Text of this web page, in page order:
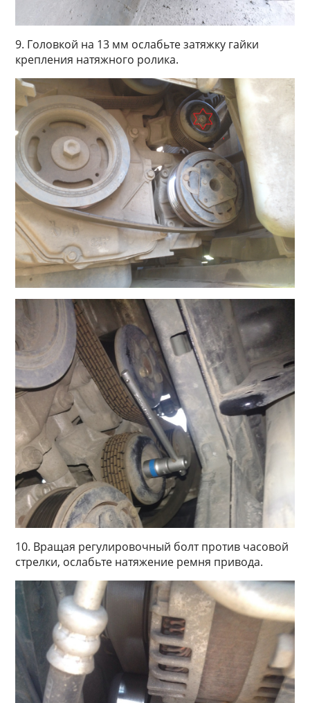
9. Головкой на 13 мм ослабьте затяжку гайки
крепления натяжного ролика.
10. Вращая регулировочный болт против часовой
стрелки, ослабьте натяжение ремня привода.